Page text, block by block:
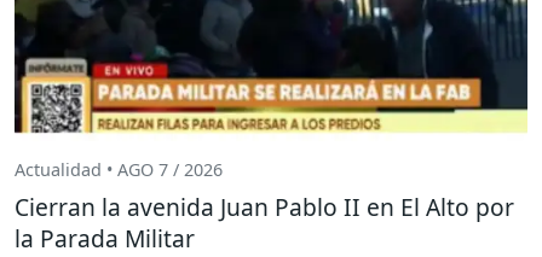
Actualidad • AGO 7 / 2026
Cierran la avenida Juan Pablo II en El Alto por
la Parada Militar